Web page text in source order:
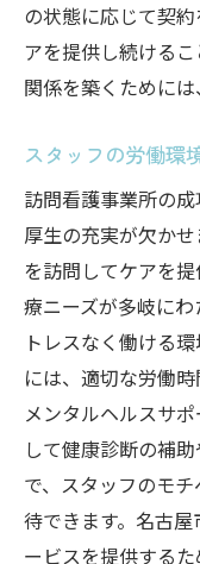
の状態に応じて契
アを提供し続ける
関係を築くためには
スタッフの労働環
訪問看護事業所の
厚生の充実が欠か
を訪問してケアを
療ニーズが多岐に
トレスなく働ける
には、適切な労働
メンタルヘルスサ
して健康診断の補
で、スタッフのモ
待できます。名古
ービスを提供する